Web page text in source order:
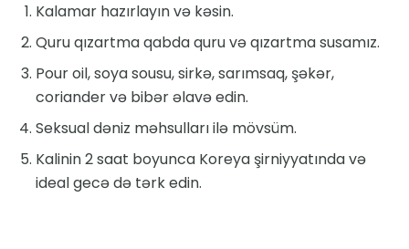
Kalamar hazırlayın və kəsin.
Quru qızartma qabda quru və qızartma susamız.
Pour oil, soya sousu, sirkə, sarımsaq, şəkər,
coriander və bibər əlavə edin.
Seksual dəniz məhsulları ilə mövsüm.
Kalinin 2 saat boyunca Koreya şirniyyatında və
ideal gecə də tərk edin.